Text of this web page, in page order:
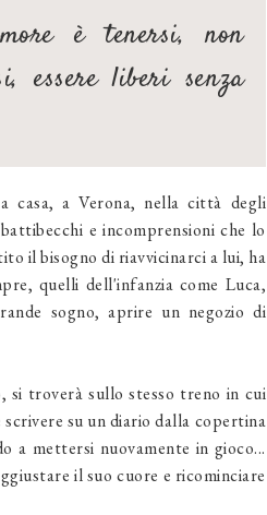
è tenersi, non
essere liberi senza
casa, a Verona, nella città degli
e incomprensioni che lo
il bisogno di riavvicinarci a lui, ha
quelli dell'infanzia come Luca,
sogno, aprire un negozio di
si troverà sullo stesso treno in cui
scrivere su un diario dalla copertina
a mettersi nuovamente in gioco...
il suo cuore e ricominciare